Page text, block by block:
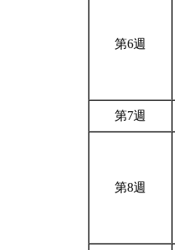
第6週
第7週
第8週